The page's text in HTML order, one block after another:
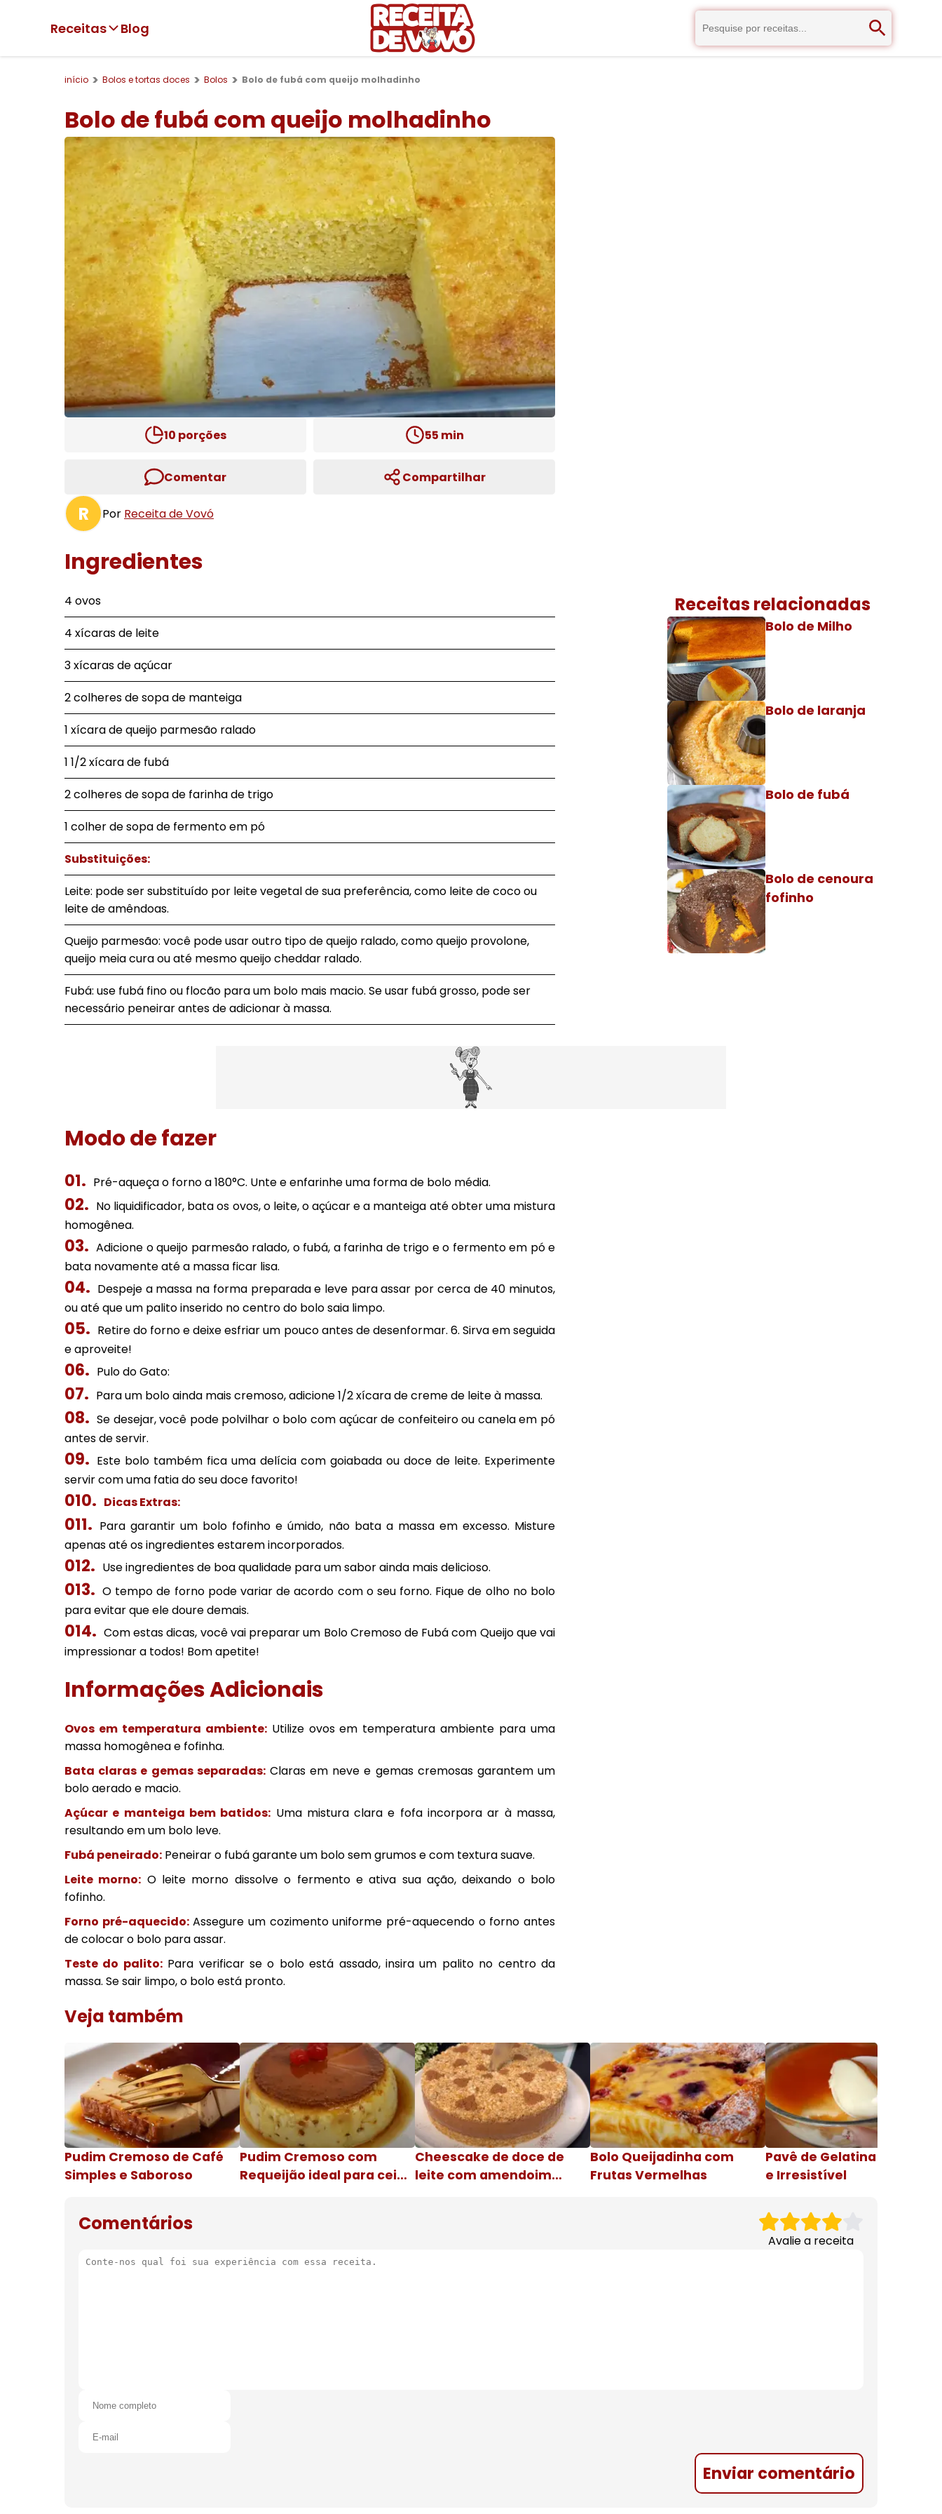
Receitas Blog
início Bolos e tortas doces Bolos Bolo de fubá com queijo molhadinho
Bolo de fubá com queijo molhadinho
10 porções 55 min
Comentar Compartilhar
R Por Receita de Vovó
Ingredientes
4 ovos
4 xícaras de leite
3 xícaras de açúcar
2 colheres de sopa de manteiga
1 xícara de queijo parmesão ralado
1 1/2 xícara de fubá
2 colheres de sopa de farinha de trigo
1 colher de sopa de fermento em pó
Substituições:
Leite: pode ser substituído por leite vegetal de sua preferência, como leite de coco ou
leite de amêndoas.
Queijo parmesão: você pode usar outro tipo de queijo ralado, como queijo provolone,
queijo meia cura ou até mesmo queijo cheddar ralado.
Fubá: use fubá fino ou flocão para um bolo mais macio. Se usar fubá grosso, pode ser
necessário peneirar antes de adicionar à massa.
Receitas relacionadas
Bolo de Milho
Bolo de laranja
Bolo de fubá
Bolo de cenoura
fofinho
Modo de fazer
Pré-aqueça o forno a 180°C. Unte e enfarinhe uma forma de bolo média.
No liquidificador, bata os ovos, o leite, o açúcar e a manteiga até obter uma mistura
homogênea.
Adicione o queijo parmesão ralado, o fubá, a farinha de trigo e o fermento em pó e
bata novamente até a massa ficar lisa.
Despeje a massa na forma preparada e leve para assar por cerca de 40 minutos,
ou até que um palito inserido no centro do bolo saia limpo.
Retire do forno e deixe esfriar um pouco antes de desenformar. 6. Sirva em seguida
e aproveite!
Pulo do Gato:
Para um bolo ainda mais cremoso, adicione 1/2 xícara de creme de leite à massa.
Se desejar, você pode polvilhar o bolo com açúcar de confeiteiro ou canela em pó
antes de servir.
Este bolo também fica uma delícia com goiabada ou doce de leite. Experimente
servir com uma fatia do seu doce favorito!
Dicas Extras:
Para garantir um bolo fofinho e úmido, não bata a massa em excesso. Misture
apenas até os ingredientes estarem incorporados.
Use ingredientes de boa qualidade para um sabor ainda mais delicioso.
O tempo de forno pode variar de acordo com o seu forno. Fique de olho no bolo
para evitar que ele doure demais.
Com estas dicas, você vai preparar um Bolo Cremoso de Fubá com Queijo que vai
impressionar a todos! Bom apetite!
Informações Adicionais
Ovos em temperatura ambiente:Utilize ovos em temperatura ambiente para uma
massa homogênea e fofinha.
Bata claras e gemas separadas:Claras em neve e gemas cremosas garantem um
bolo aerado e macio.
Açúcar e manteiga bem batidos: Uma mistura clara e fofa incorpora ar à massa,
resultando em um bolo leve.
Fubá peneirado: Peneirar o fubá garante um bolo sem grumos e com textura suave.
Leite morno: O leite morno dissolve o fermento e ativa sua ação, deixando o bolo
fofinho.
Forno pré-aquecido:Assegure um cozimento uniforme pré-aquecendo o forno antes
de colocar o bolo para assar.
Teste do palito:Para verificar se o bolo está assado, insira um palito no centro da
massa. Se sair limpo, o bolo está pronto.
Veja também
Pudim Cremoso de Café
Simples e Saboroso
Pudim Cremoso com
Requeijão ideal para ceia
Cheescake de doce de
leite com amendoim
Bolo Queijadinha com
Frutas Vermelhas
Pavê de Gelatina Cremosa
e Irresistível
Comentários
Avalie a receita
Enviar comentário